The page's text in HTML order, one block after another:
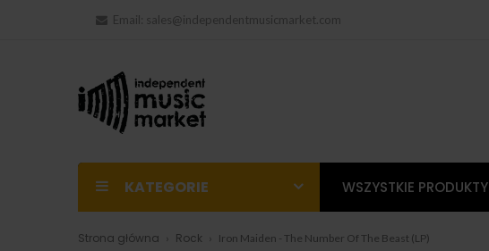
Email: sales@independentmusicmarket.com
KATEGORIE WSZYSTKIE PRODUKTY
Strona główna Rock Iron Maiden - The Number Of The Beast (LP)